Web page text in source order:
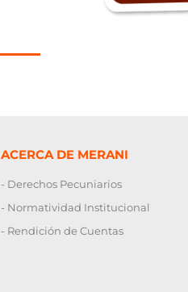
ACERCA DE MERANI
- Derechos Pecuniarios
- Normatividad Institucional
- Rendición de Cuentas